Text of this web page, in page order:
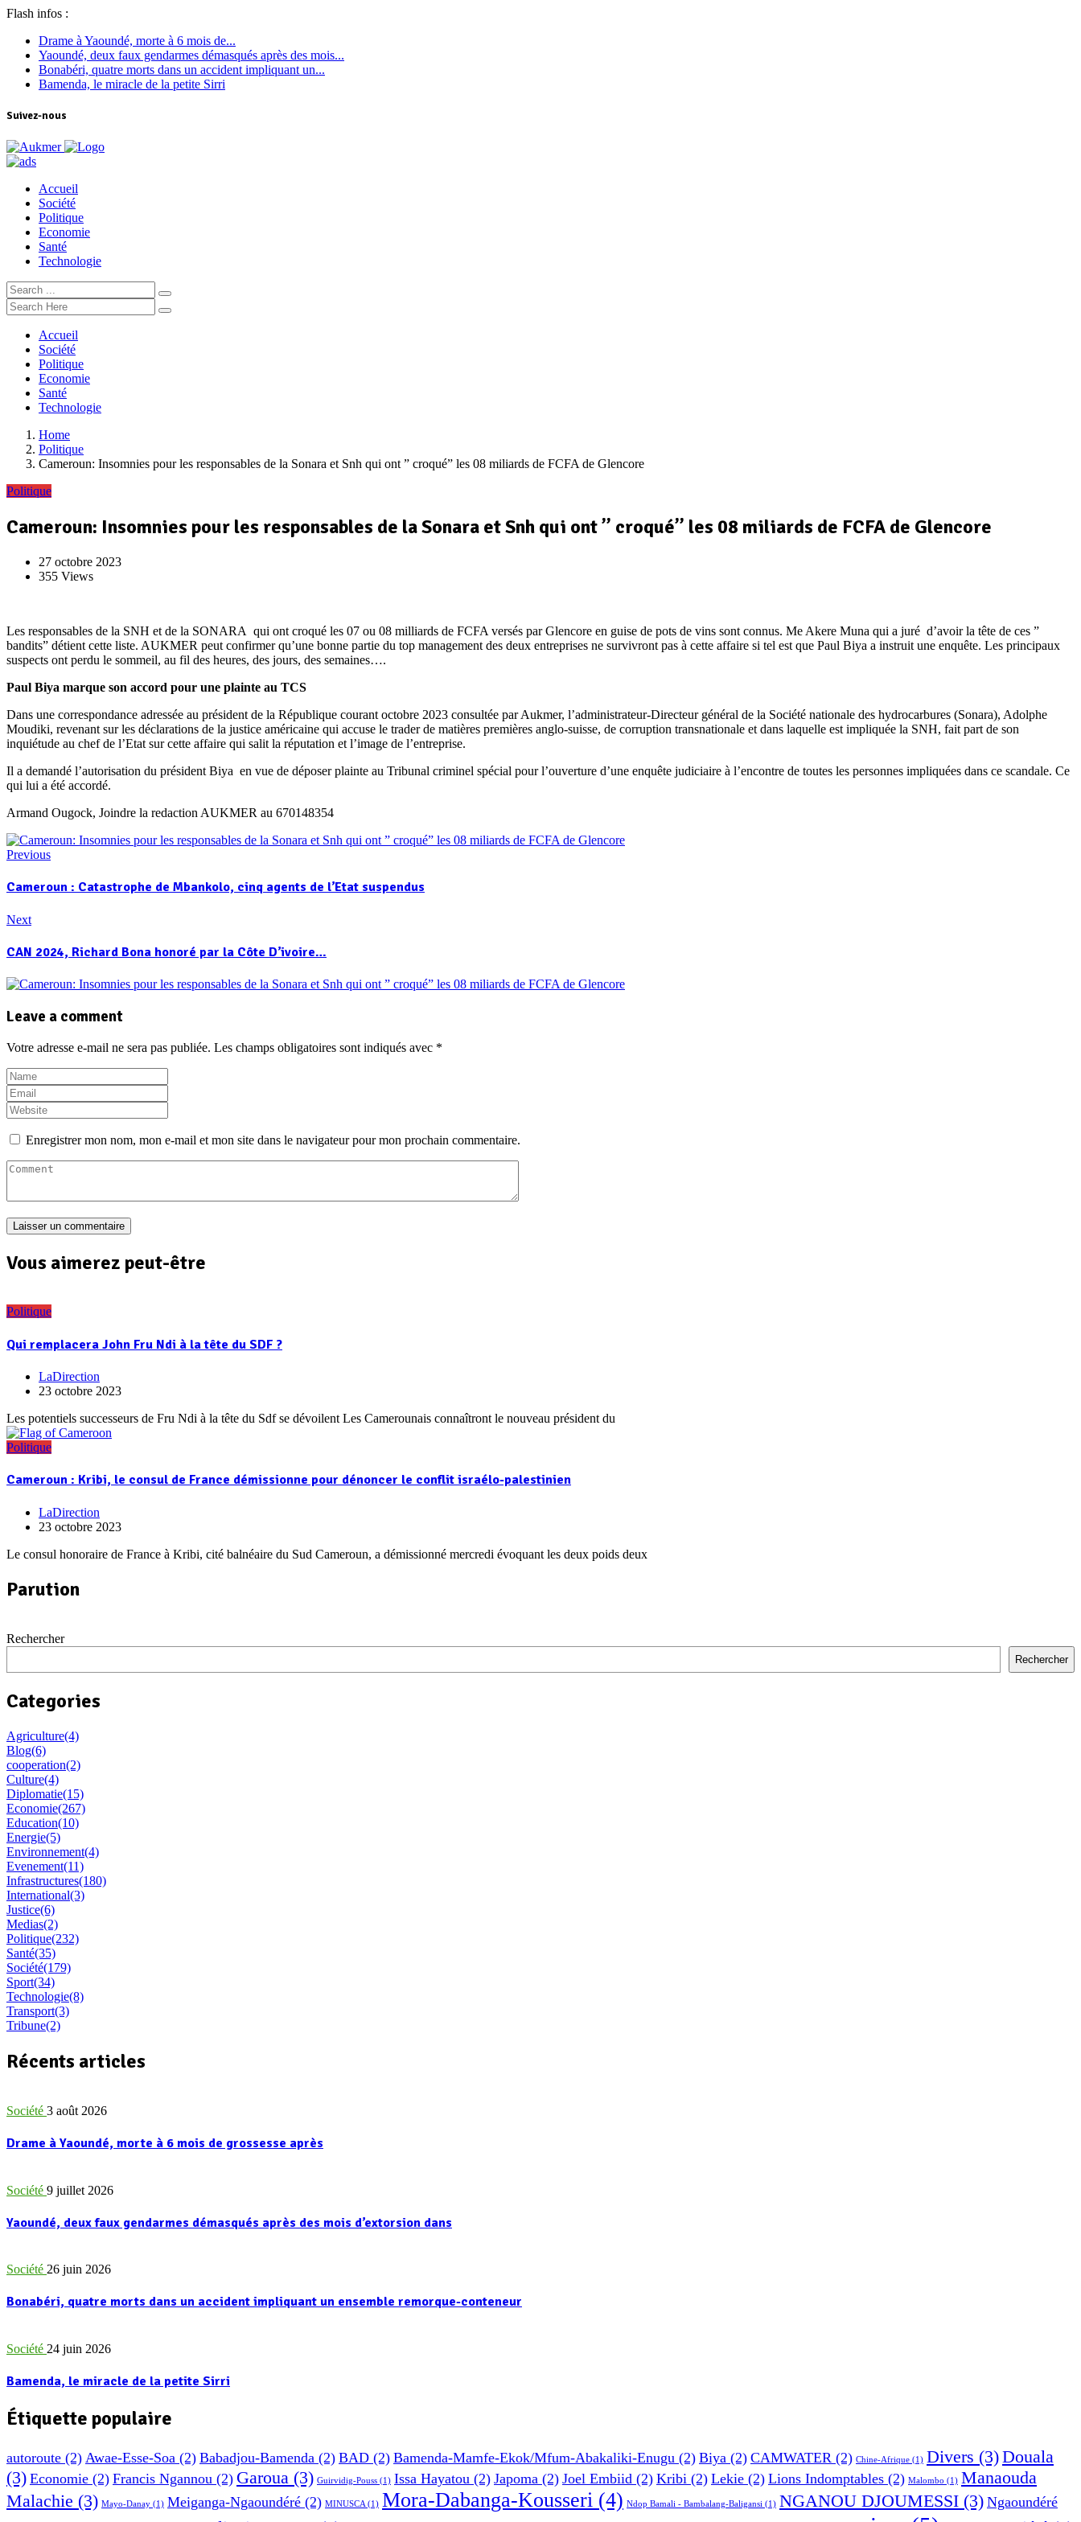
Flash infos :
Drame à Yaoundé, morte à 6 mois de...
Yaoundé, deux faux gendarmes démasqués après des mois...
Bonabéri, quatre morts dans un accident impliquant un...
Bamenda, le miracle de la petite Sirri
Suivez-nous
Accueil
Société
Politique
Economie
Santé
Technologie
Accueil
Société
Politique
Economie
Santé
Technologie
Home
Politique
Cameroun: Insomnies pour les responsables de la Sonara et Snh qui ont ” croqué” les 08 miliards de FCFA de Glencore
Politique
Cameroun: Insomnies pour les responsables de la Sonara et Snh qui ont ” croqué” les 08 miliards de FCFA de Glencore
27 octobre 2023
355 Views
Les responsables de la SNH et de la SONARA qui ont croqué les 07 ou 08 milliards de FCFA versés par Glencore en guise de pots de vins sont connus. Me Akere Muna qui a juré d’avoir la tête de ces ”
bandits” détient cette liste. AUKMER peut confirmer qu’une bonne partie du top management des deux entreprises ne survivront pas à cette affaire si tel est que Paul Biya a instruit une enquête. Les principaux
suspects ont perdu le sommeil, au fil des heures, des jours, des semaines….
Paul Biya marque son accord pour une plainte au TCS
Dans une correspondance adressée au président de la République courant octobre 2023 consultée par Aukmer, l’administrateur-Directeur général de la Société nationale des hydrocarbures (Sonara), Adolphe
Moudiki, revenant sur les déclarations de la justice américaine qui accuse le trader de matières premières anglo-suisse, de corruption transnationale et dans laquelle est impliquée la SNH, fait part de son
inquiétude au chef de l’Etat sur cette affaire qui salit la réputation et l’image de l’entreprise.
Il a demandé l’autorisation du président Biya en vue de déposer plainte au Tribunal criminel spécial pour l’ouverture d’une enquête judiciaire à l’encontre de toutes les personnes impliquées dans ce scandale. Ce
qui lui a été accordé.
Armand Ougock, Joindre la redaction AUKMER au 670148354
Previous
Cameroun : Catastrophe de Mbankolo, cinq agents de l’Etat suspendus
Next
CAN 2024, Richard Bona honoré par la Côte D’ivoire…
Leave a comment
Votre adresse e-mail ne sera pas publiée. Les champs obligatoires sont indiqués avec *
Enregistrer mon nom, mon e-mail et mon site dans le navigateur pour mon prochain commentaire.
Vous aimerez peut-être
Politique
Qui remplacera John Fru Ndi à la tête du SDF ?
LaDirection
23 octobre 2023
Les potentiels successeurs de Fru Ndi à la tête du Sdf se dévoilent Les Camerounais connaîtront le nouveau président du
Politique
Cameroun : Kribi, le consul de France démissionne pour dénoncer le conflit israélo-palestinien
LaDirection
23 octobre 2023
Le consul honoraire de France à Kribi, cité balnéaire du Sud Cameroun, a démissionné mercredi évoquant les deux poids deux
Parution
Rechercher
Rechercher
Categories
Agriculture(4)
Blog(6)
cooperation(2)
Culture(4)
Diplomatie(15)
Economie(267)
Education(10)
Energie(5)
Environnement(4)
Evenement(11)
Infrastructures(180)
International(3)
Justice(6)
Medias(2)
Politique(232)
Santé(35)
Société(179)
Sport(34)
Technologie(8)
Transport(3)
Tribune(2)
Récents articles
Société 3 août 2026
Drame à Yaoundé, morte à 6 mois de grossesse après
Société 9 juillet 2026
Yaoundé, deux faux gendarmes démasqués après des mois d’extorsion dans
Société 26 juin 2026
Bonabéri, quatre morts dans un accident impliquant un ensemble remorque-conteneur
Société 24 juin 2026
Bamenda, le miracle de la petite Sirri
Étiquette populaire
autoroute (2) Awae-Esse-Soa (2) Babadjou-Bamenda (2) BAD (2) Bamenda-Mamfe-Ekok/Mfum-Abakaliki-Enugu (2) Biya (2) CAMWATER (2) Chine-Afrique (1) Divers (3)Douala
(3) Economie (2) Francis Ngannou (2) Garoua (3) Guirvidig-Pouss (1) Issa Hayatou (2) Japoma (2) Joel Embiid (2) Kribi (2) Lekie (2) Lions Indomptables (2) Malombo (1) Manaouda
Malachie (3) Mayo-Danay (1) Meiganga-Ngaoundéré (2) MINUSCA (1) Mora-Dabanga-Kousseri (4) Ndop Bamali - Bambalang-Baligansi (1) NGANOU DJOUMESSI (3) Ngaoundéré